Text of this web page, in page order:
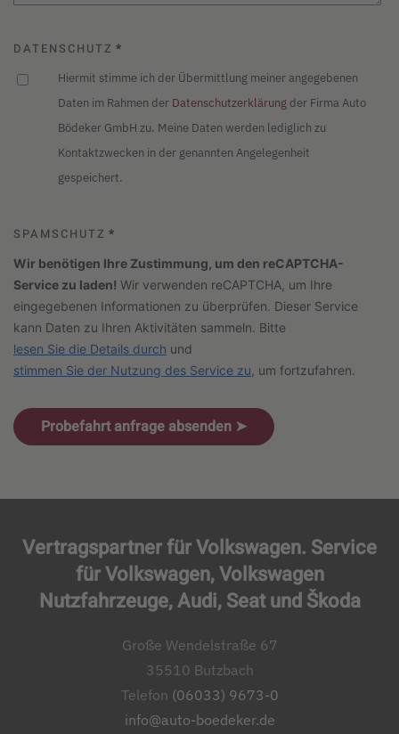
DATENSCHUTZ *
Hiermit stimme ich der Übermittlung meiner angegebenen
Daten im Rahmen der Datenschutzerklärung der Firma Auto
Bödeker GmbH zu. Meine Daten werden lediglich zu
Kontaktzwecken in der genannten Angelegenheit
gespeichert.
SPAMSCHUTZ *
Wir benötigen Ihre Zustimmung, um den reCAPTCHA-
Service zu laden! Wir verwenden reCAPTCHA, um Ihre
eingegebenen Informationen zu überprüfen. Dieser Service
kann Daten zu Ihren Aktivitäten sammeln. Bitte
lesen Sie die Details durch und
stimmen Sie der Nutzung des Service zu , um fortzufahren.
Probefahrt anfrage absenden ➤
Vertragspartner für Volkswagen. Service
für Volkswagen, Volkswagen
Nutzfahrzeuge, Audi, Seat und Škoda
Große Wendelstraße 67
35510 Butzbach
Telefon (06033) 9673-0
info@auto-boedeker.de